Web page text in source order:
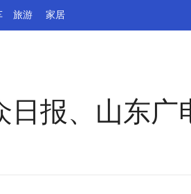
旅游 家居
日报、山东广